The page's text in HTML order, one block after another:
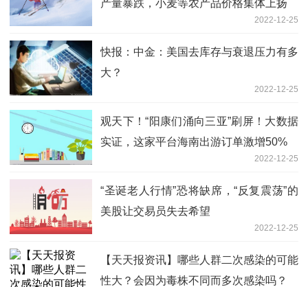
产量暴跌，小麦等农产品价格集体上扬
2022-12-25
快报：中金：美国去库存与衰退压力有多
大？
2022-12-25
观天下！“阳康们涌向三亚”刷屏！大数据
实证，这家平台海南出游订单激增50%
2022-12-25
“圣诞老人行情”恐将缺席，“反复震荡”的
美股让交易员失去希望
2022-12-25
【天天报资讯】哪些人群二次感染的可能
性大？会因为毒株不同而多次感染吗？